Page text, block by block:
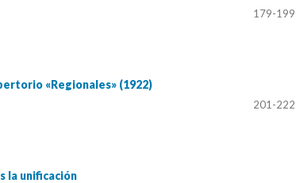
179-199
«Regionales» (1922)
201-222
la unificación